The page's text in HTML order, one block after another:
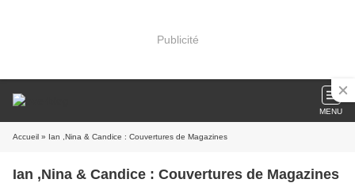
Publicité
MENU
Accueil » Ian ,Nina & Candice : Couvertures de Magazines
Ian ,Nina & Candice : Couvertures de Magazines